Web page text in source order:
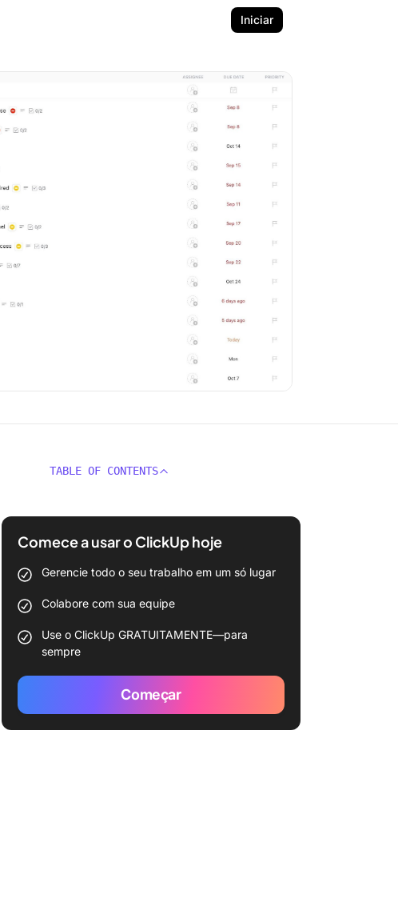
Iniciar
TABLE OF CONTENTS
Comece a usar o ClickUp hoje
Gerencie todo o seu trabalho em um só lugar
Colabore com sua equipe
Use o ClickUp GRATUITAMENTE—para
sempre
Começar